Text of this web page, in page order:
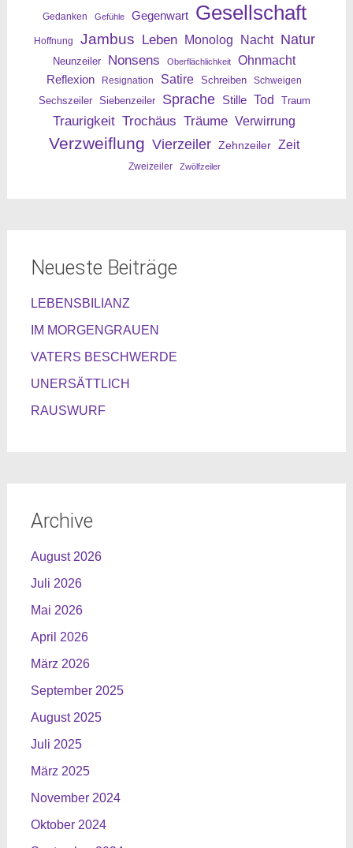
Gedanken Gefühle Gegenwart Gesellschaft
Hoffnung Jambus Leben Monolog Nacht Natur
Neunzeiler Nonsens Oberflächlichkeit
Ohnmacht
Reflexion
Resignation Satire Schreiben Schweigen
Sechszeiler Siebenzeiler Sprache Stille Tod Traum
Traurigkeit Trochäus Träume Verwirrung
Verzweiflung Vierzeiler Zehnzeiler Zeit
Zweizeiler Zwölfzeiler
Neueste Beiträge
LEBENSBILIANZ
IM MORGENGRAUEN
VATERS BESCHWERDE
UNERSÄTTLICH
RAUSWURF
Archive
August 2026
Juli 2026
Mai 2026
April 2026
März 2026
September 2025
August 2025
Juli 2025
März 2025
November 2024
Oktober 2024